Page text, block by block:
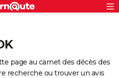
page au carnet des décès des
recherche ou trouver un avis